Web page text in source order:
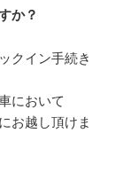
か？
クイン手続き
において
お越し頂けま